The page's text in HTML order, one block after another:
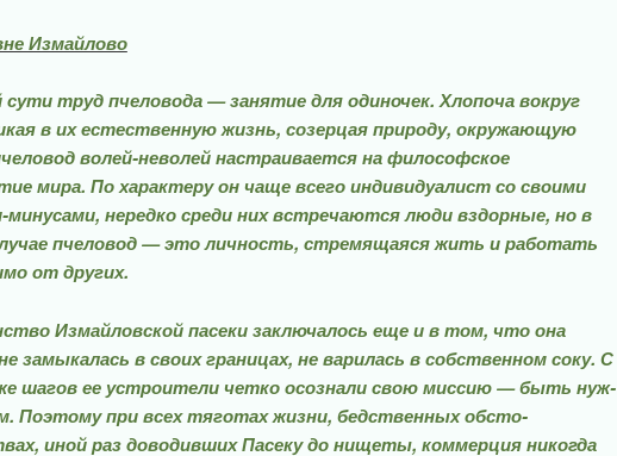
Измайлово
сути труд пчеловода — занятие для одиночек. Хлопо­ча вокруг
в их есте­ственную жизнь, созерцая природу, окружающую
волей-неволей настраивает­ся на философское
мира. По характеру он чаще все­го индивидуалист со своими
нередко среди них встречаются люди вздорные, но в
пчеловод — это личность, стремящаяся жить и работать
от других.
Измайловской пасеки заключалось еще и в том, что она
замыкалась в своих границах, не варилась в собственном соку. С
шагов ее устроители четко осоз­нали свою миссию — быть нуж­
Поэтому при всех тя­готах жизни, бедственных обсто­
иной раз доводивших Пасеку до нищеты, коммерция никогда